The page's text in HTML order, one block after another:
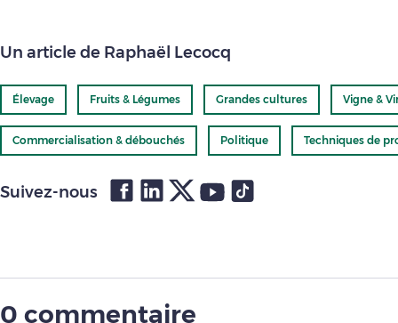
Un article de Raphaël Lecocq
Élevage Fruits & Légumes Grandes cultures Vigne &
Commercialisation & débouchés Politique Techniques de
Suivez-nous
0 commentaire